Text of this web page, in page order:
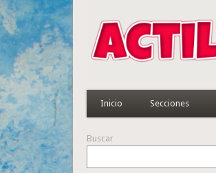
Inicio Secciones
Buscar